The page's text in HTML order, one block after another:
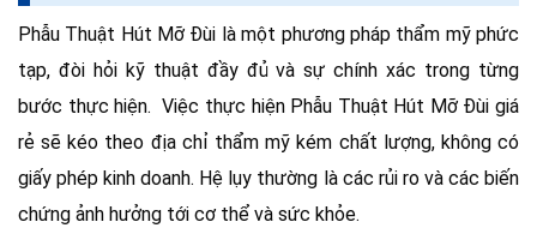
Phẫu Thuật Hút Mỡ Đùi là một phương pháp thẩm mỹ phức
tạp, đòi hỏi kỹ thuật đầy đủ và sự chính xác trong từng
bước thực hiện. Việc thực hiện Phẫu Thuật Hút Mỡ Đùi giá
rẻ sẽ kéo theo địa chỉ thẩm mỹ kém chất lượng, không có
giấy phép kinh doanh. Hệ lụy thường là các rủi ro và các biến
chứng ảnh hưởng tới cơ thể và sức khỏe.